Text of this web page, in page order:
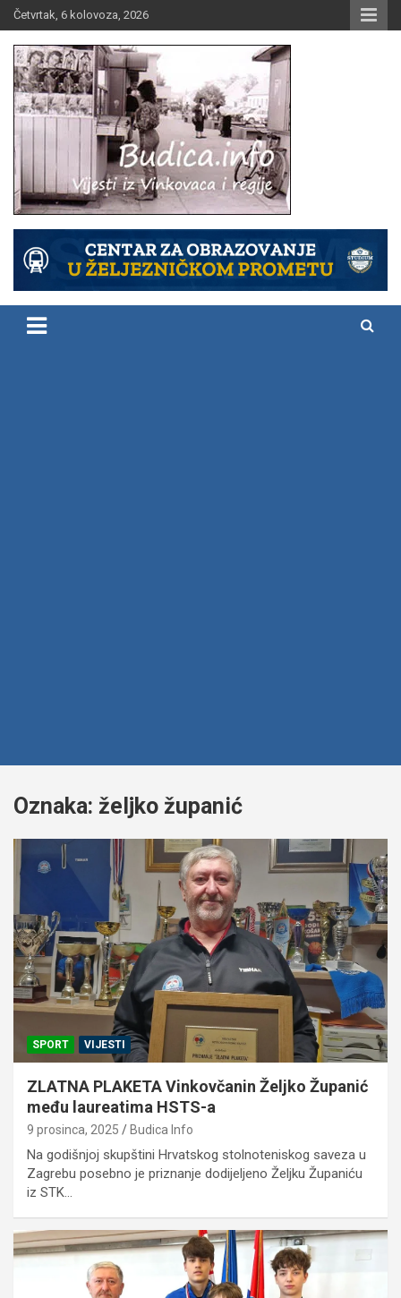
Skip
to
content
Četvrtak, 6 kolovoza, 2026
Budica.info
Oznaka: željko županić
SPORT VIJESTI
ZLATNA PLAKETA Vinkovčanin Željko Županić
među laureatima HSTS-a
9 prosinca, 2025 Budica Info
Na godišnjoj skupštini Hrvatskog stolnoteniskog saveza u
Zagrebu posebno je priznanje dodijeljeno Željku Županiću
iz STK…